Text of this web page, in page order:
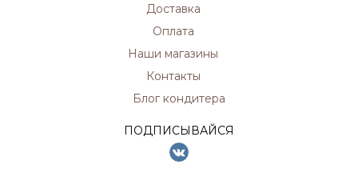
Доставка
Оплата
Наши магазины
Контакты
Блог кондитера
ПОДПИСЫВАЙСЯ